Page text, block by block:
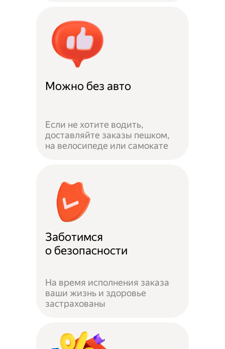
Можно без авто
Если не хотите водить,
доставляйте заказы пешком,
на велосипеде или самокате
Заботимся
о безопасности
На время исполнения заказа
ваши жизнь и здоровье
застрахованы